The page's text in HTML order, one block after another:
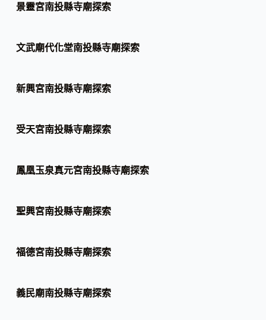
景靈宮南投縣寺廟探索
文武廟代化堂南投縣寺廟探索
新興宮南投縣寺廟探索
受天宮南投縣寺廟探索
鳳凰玉泉真元宮南投縣寺廟探索
聖興宮南投縣寺廟探索
福德宮南投縣寺廟探索
義民廟南投縣寺廟探索